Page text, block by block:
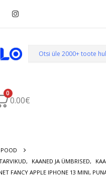
0
0.00€
POOD
, KAANED JA ÜMBRISED,
FANCY APPLE IPHONE 13 MINI,